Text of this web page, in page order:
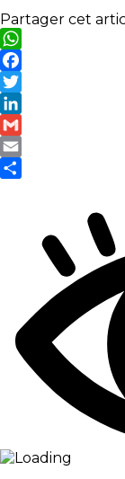
Partager cet
WhatsApp
Facebook
Twitter
LinkedIn
Gmail
Email